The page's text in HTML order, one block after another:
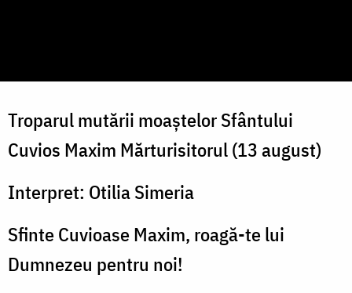
Troparul mutării moaștelor Sfântului
Cuvios Maxim Mărturisitorul (13 august)
Interpret: Otilia Simeria
Sfinte Cuvioase Maxim, roagă-te lui
Dumnezeu pentru noi!